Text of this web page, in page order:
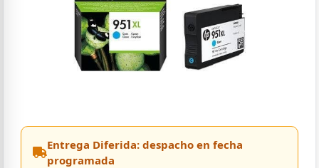
Entrega Diferida: despacho en fecha
programada